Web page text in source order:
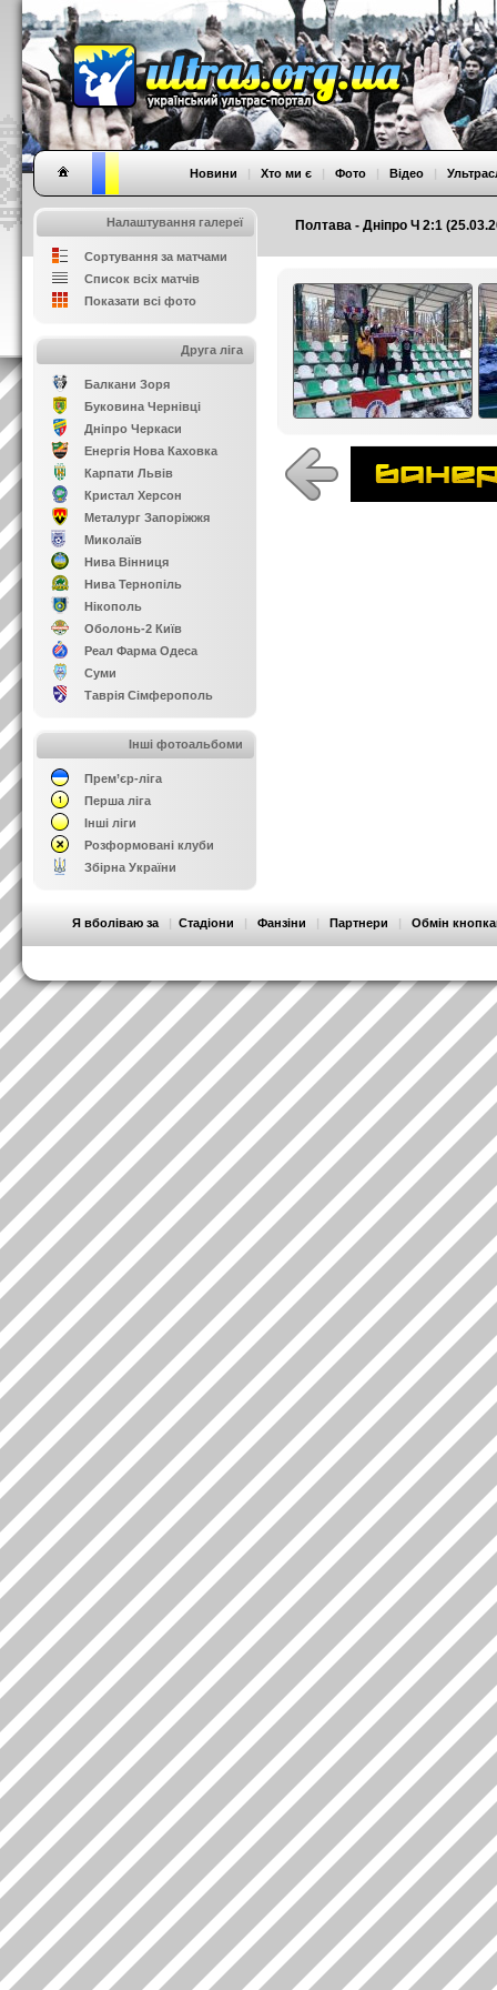
Полтава - Дніпро Ч 2:1
Новини | Хто ми є | Фото | Відео |
Налаштування галереї
Сортування за матчами
Список всіх матчів
Показати всі фото
Друга ліга
Балкани Зоря
Буковина Чернівці
Дніпро Черкаси
Енергія Нова Каховка
Карпати Львів
Кристал Херсон
Металург Запоріжжя
Миколаїв
Нива Вінниця
Нива Тернопіль
Нікополь
Оболонь-2 Київ
Реал Фарма Одеса
Суми
Таврія Сімферополь
Інші фотоальбоми
Прем’єр-ліга
Перша ліга
Інші ліги
Розформовані клуби
Збірна України
Я вболіваю за | Стадіони | Фанзіни | Партнери | Обмін